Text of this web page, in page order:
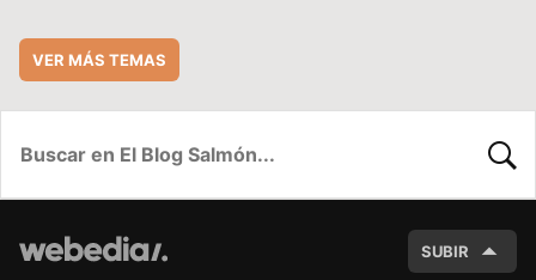
VER MÁS TEMAS
SUBIR